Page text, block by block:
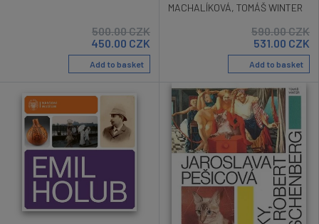
500.00CZK
450.00 CZK
Add to basket
MACHALÍKOVÁ, TOMÁŠ WINTER
590.00CZK
531.00 CZK
Add to basket